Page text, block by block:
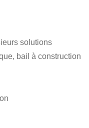
solutions
bail à construction